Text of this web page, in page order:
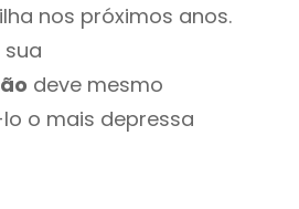
nos próximos anos.
sua
deve mesmo
o mais depressa